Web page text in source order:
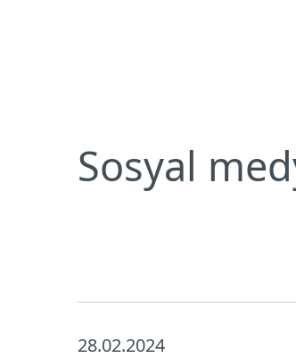
Sosyal
28.02.2024